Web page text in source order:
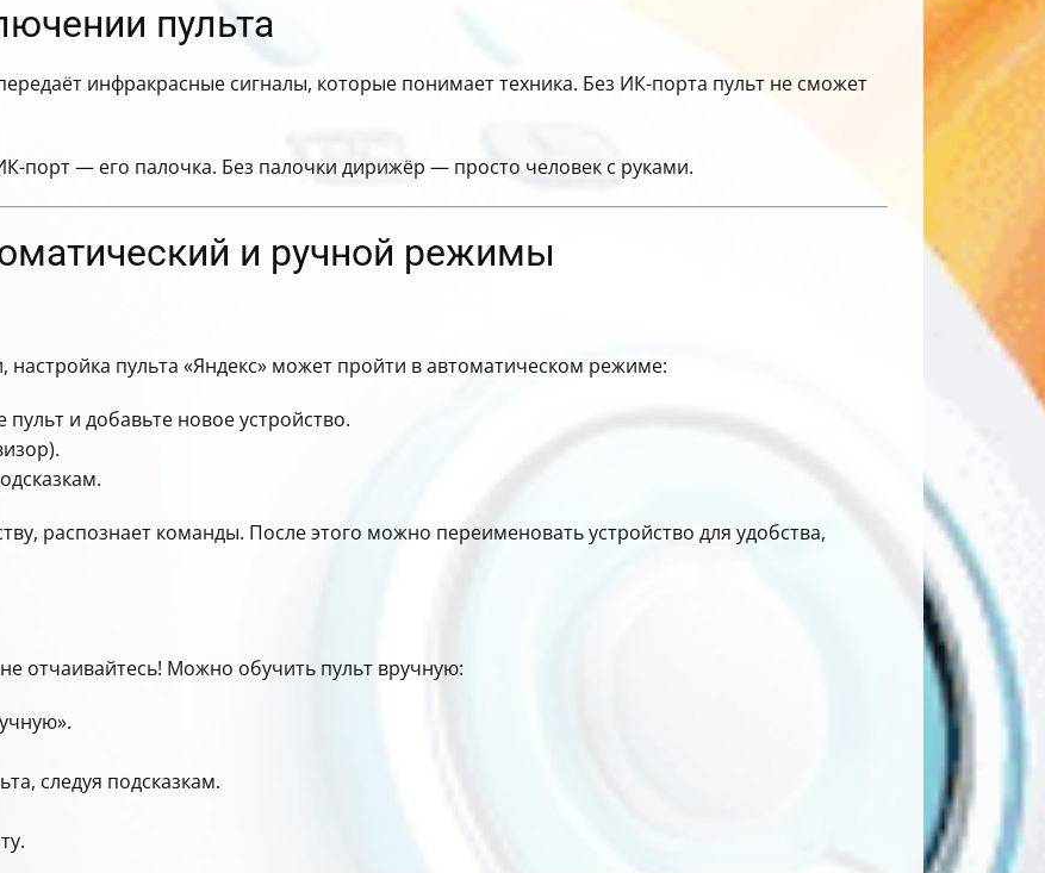
пульта
инфракрасные сигналы, которые понимает техника. Без ИК-порта пульт не сможет
порт — его палочка. Без палочки дирижёр — просто человек с руками.
и ручной режимы
настройка пульта «Яндекс» может пройти в автоматическом режиме:
и добавьте новое устройство.
распознает команды. После этого можно переименовать устройство для удобства,
отчаивайтесь! Можно обучить пульт вручную:
следуя подсказкам.